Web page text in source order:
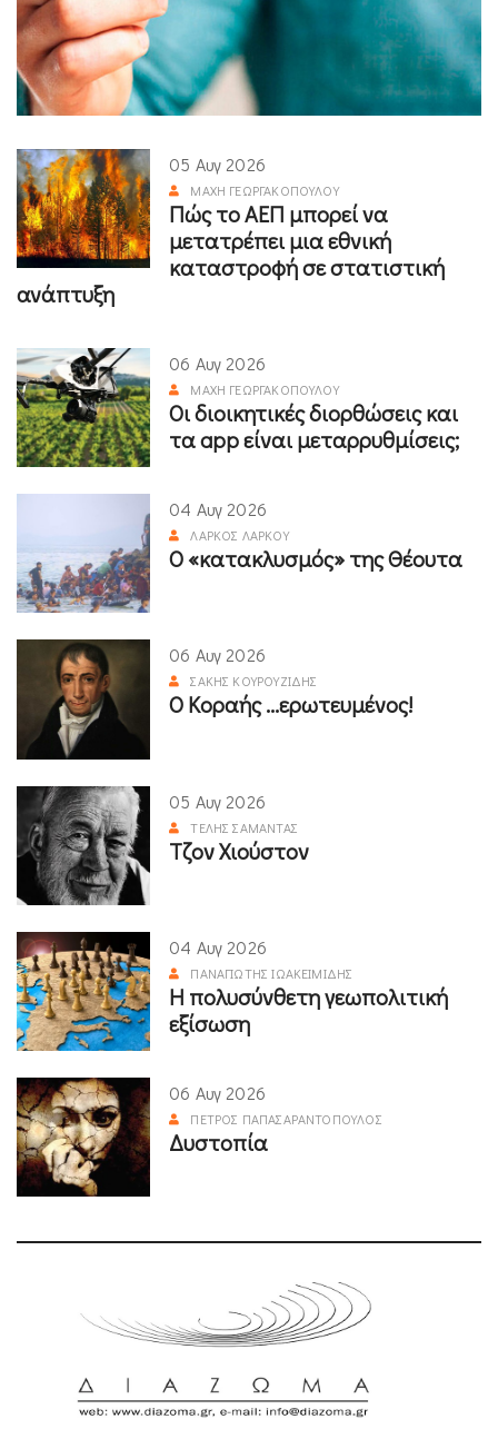
05 Αυγ 2026
ΜΆΧΗ ΓΕΩΡΓΑΚΟΠΟΎΛΟΥ
Πώς το ΑΕΠ μπορεί να
μετατρέπει μια εθνική
καταστροφή σε στατιστική
ανάπτυξη
06 Αυγ 2026
ΜΆΧΗ ΓΕΩΡΓΑΚΟΠΟΎΛΟΥ
Οι διοικητικές διορθώσεις και
τα app είναι μεταρρυθμίσεις;
04 Αυγ 2026
ΛΆΡΚΟΣ ΛΆΡΚΟΥ
Ο «κατακλυσμός» της Θέουτα
06 Αυγ 2026
ΣΆΚΗΣ ΚΟΥΡΟΥΖΊΔΗΣ
Ο Κοραής ...ερωτευμένος!
05 Αυγ 2026
ΤΈΛΗΣ ΣΑΜΑΝΤΆΣ
Τζον Χιούστον
04 Αυγ 2026
ΠΑΝΑΓΙΏΤΗΣ ΙΩΑΚΕΙΜΊΔΗΣ
Η πολυσύνθετη γεωπολιτική
εξίσωση
06 Αυγ 2026
ΠΈΤΡΟΣ ΠΑΠΑΣΑΡΑΝΤΌΠΟΥΛΟΣ
Δυστοπία